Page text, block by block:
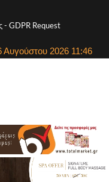
- GDPR Request
Αυγούστου 2026 11:46